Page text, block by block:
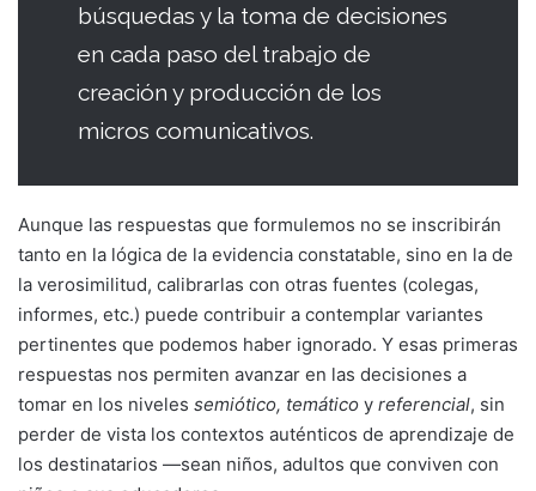
búsquedas y la toma de decisiones
en cada paso del trabajo de
creación y producción de los
micros comunicativos.
Aunque las respuestas que formulemos no se inscribirán
tanto en la lógica de la evidencia constatable, sino en la de
la verosimilitud, calibrarlas con otras fuentes (colegas,
informes, etc.) puede contribuir a contemplar variantes
pertinentes que podemos haber ignorado. Y esas primeras
respuestas nos permiten avanzar en las decisiones a
tomar en los niveles semiótico, temático y referencial, sin
perder de vista los contextos auténticos de aprendizaje de
los destinatarios —sean niños, adultos que conviven con